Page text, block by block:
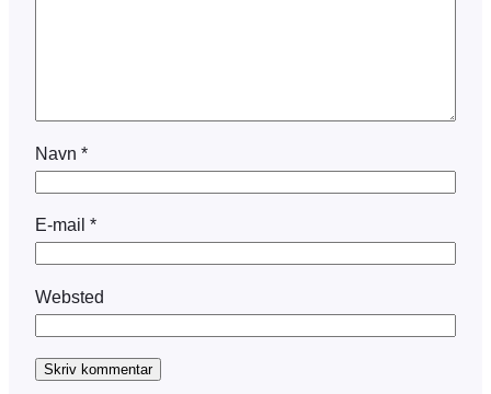
Navn *
E-mail *
Websted